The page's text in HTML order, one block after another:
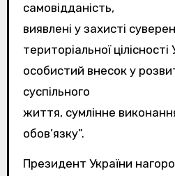
самовідданість,
виявлені у захисті
територіальної
особистий внесок у
суспільного
життя, сумлінне
обов’язку”.
Президент України нагородив депутата